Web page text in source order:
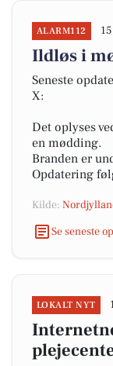
ALARM112
Ildløs i
Seneste
X:
Det oplyses
en mødding.
Branden er
Opdatering
Kilde:
Se seneste
LOKALT NYT